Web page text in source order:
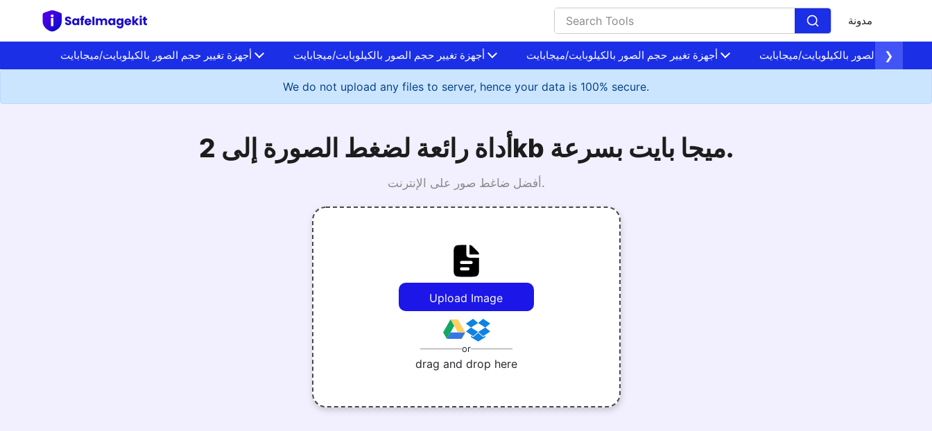
مدونة
أجهزة تغيير حجم الصور بالكيلوبايت/ميجابايت أجهزة تغيير حجم الصور بالكيلوبايت/ميجابايت أجهزة تغيير حجم الصور بالكيلوبايت/ميجابايت تغيير حجم الصور بالكيلوبايت/ميجابايت
❯
We do not upload any files to server, hence your data is 100% secure.
أداة رائعة لضغط الصورة إلى 2kb ميجا بايت بسرعة.
أفضل ضاغط صور على الإنترنت.
Upload Image
or
drag and drop here